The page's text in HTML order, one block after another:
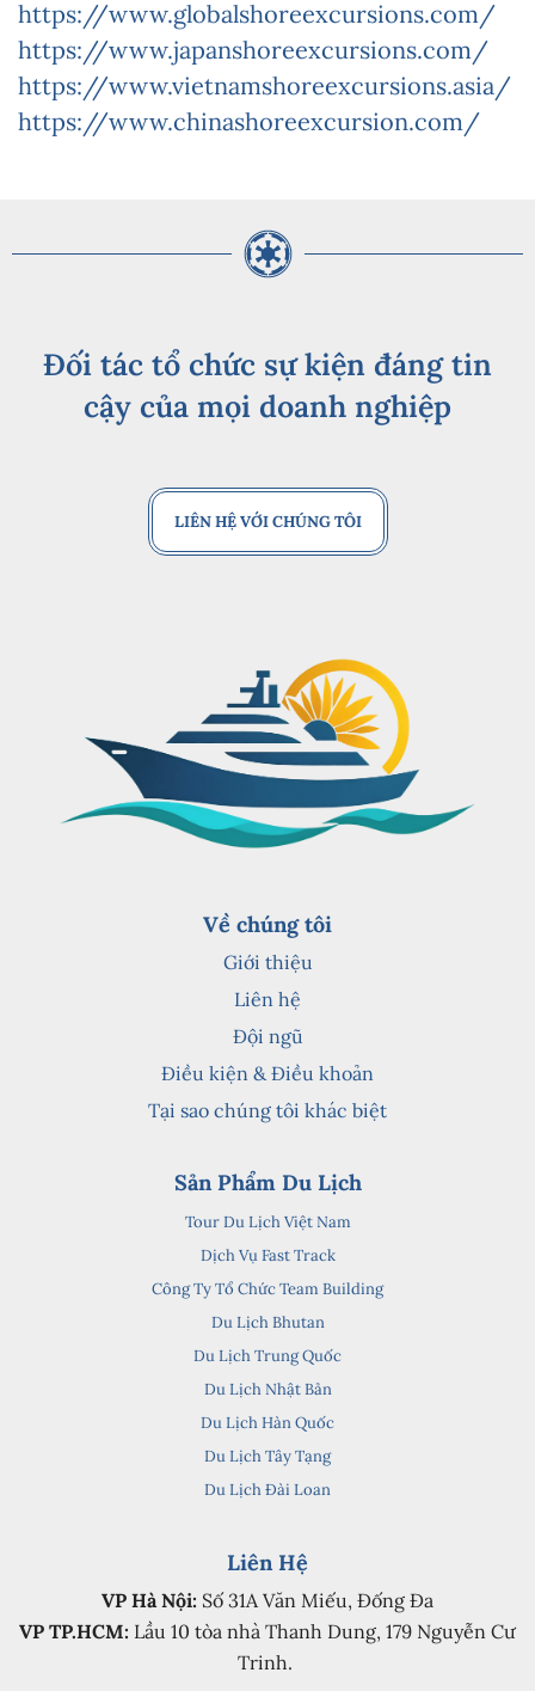
https://www.globalshoreexcursions.com/
https://www.japanshoreexcursions.com/
https://www.vietnamshoreexcursions.asia/
https://www.chinashoreexcursion.com/
Đối tác tổ chức sự kiện đáng tin
cậy của mọi doanh nghiệp
LIÊN HỆ VỚI CHÚNG TÔI
Về chúng tôi
Giới thiệu
Liên hệ
Đội ngũ
Điều kiện & Điều khoản
Tại sao chúng tôi khác biệt
Sản Phẩm Du Lịch
Tour Du Lịch Việt Nam
Dịch Vụ Fast Track
Công Ty Tổ Chức Team Building
Du Lịch Bhutan
Du Lịch Trung Quốc
Du Lịch Nhật Bản
Du Lịch Hàn Quốc
Du Lịch Tây Tạng
Du Lịch Đài Loan
Liên Hệ
VP Hà Nội: Số 31A Văn Miếu, Đống Đa
VP TP.HCM: Lầu 10 tòa nhà Thanh Dung, 179 Nguyễn Cư
Trinh.